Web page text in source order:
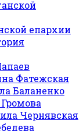
епархии
Фатежская
Баланенко
Чернявская